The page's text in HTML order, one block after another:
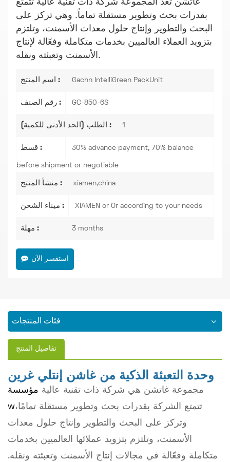
بقدرات بحث وتطوير مستقلة تماماً. وهي تركز على
البحث والتطوير وإنتاج حلول معدات الأسمنت، وتلتزم
بتزويد العملاء العالميين بخدمات متكاملة وفعّالة لإنتاج
الأسمنت وتعبئته ونقله.
اسم المنتج : Gachn IntelliGreen PackUnit
رقم الصنف : GC-850-6S
الطلب (الحد الأدنى للكمية) : 1
قسط : 30% advance payment, 70% balance
before shipment or negotiable
منشأ المنتج : xiamen,china
ميناء الشحن : XIAMEN or Or according to your needs
مهلة : 3 months
استفسر الآن
فئات المنتجات
تفاصيل المنتج
وحدة التعبئة الذكية من غاشن إنتلي غرين
مجموعة غاتشن هي شركة ذات تقنية عالية مؤسسة
wتتمتع الشركة بقدرات بحث وتطوير مستقلة تمامًا،
وتركز على البحث والتطوير وإنتاج حلول معدات
الأسمنت، وتلتزم بتزويد عملائها العالميين بخدمات
متكاملة وفعّالة في مجالات إنتاج الأسمنت وتعبئته ونقله.